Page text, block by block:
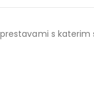
s